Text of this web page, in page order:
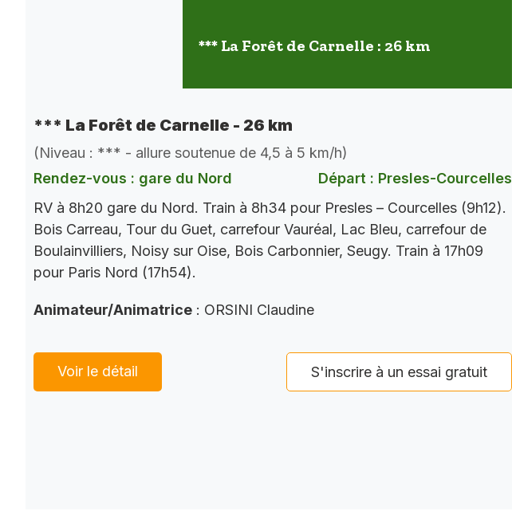
*** La Forêt de Carnelle : 26 km
*** La Forêt de Carnelle - 26 km
(Niveau : *** - allure soutenue de 4,5 à 5 km/h)
Rendez-vous : gare du Nord
Départ : Presles-Courcelles
RV à 8h20 gare du Nord. Train à 8h34 pour Presles – Courcelles (9h12).
Bois Carreau, Tour du Guet, carrefour Vauréal, Lac Bleu, carrefour de
Boulainvilliers, Noisy sur Oise, Bois Carbonnier, Seugy. Train à 17h09
pour Paris Nord (17h54).
Animateur/Animatrice : ORSINI Claudine
Voir le détail S'inscrire à un essai gratuit